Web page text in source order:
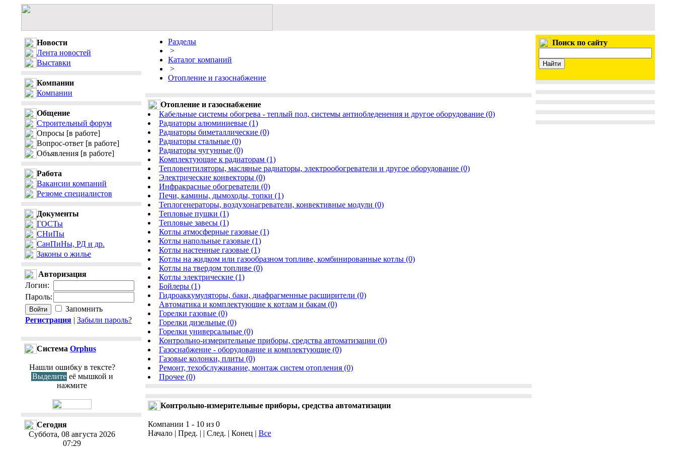
Новости
Лента новостей
Выставки
Компании
Компании
Общение
Строительный форум
Опросы [в работе]
Вопрос-ответ [в работе]
Объявления [в работе]
Работа
Вакансии компаний
Резюме специалистов
Документы
ГОСТы
СНиПы
СанПиНы, РД и др.
Законы о жилье
Авторизация
Логин:
Пароль:
Запомнить
Регистрация | Забыли пароль?
Cистема Orphus
Нашли ошибку в тексте?
Выделите её мышкой и
нажмите
Сегодня
Суббота, 08 августа 2026
07:29
Разделы
>
Каталог компаний
>
Отопление и газоснабжение
Отопление и газоснабжение
Кабельные системы обогрева - теплый пол, системы антиобледенения и другое оборудование (0)
Радиаторы алюминиевые (1)
Радиаторы биметаллические (0)
Радиаторы стальные (0)
Радиаторы чугунные (0)
Комплектующие к радиаторам (1)
Тепловентиляторы, масляные радиаторы, электрообогреватели и другое оборудование (0)
Электрические конвекторы (0)
Инфракрасные обогреватели (0)
Печи, камины, дымоходы, топки (1)
Теплогенераторы, воздухонагреватели, конвективные модули (0)
Тепловые пушки (1)
Тепловые завесы (1)
Котлы атмосферные газовые (1)
Котлы напольные газовые (1)
Котлы настенные газовые (1)
Котлы на жидком или газообразном топливе, комбинированные котлы (0)
Котлы на твердом топливе (0)
Котлы электрические (1)
Бойлеры (1)
Гидроаккумуляторы, баки, диафрагменные расширители (0)
Автоматика и комплектующие к котлам и бакам (0)
Горелки газовые (0)
Горелки дизельные (0)
Горелки универсальные (0)
Контрольно-измерительные приборы, средства автоматизации (0)
Газоснабжение - оборудование и комплектующие (0)
Газовые колонки, плиты (0)
Ремонт, техобслуживание, монтаж систем отопления (0)
Прочее (0)
Контрольно-измерительные приборы, средства автоматизации
Компании 1 - 10 из 0
Начало | Пред. | | След. | Конец | Все
Поиск по сайту